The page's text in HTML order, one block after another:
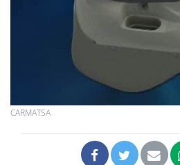
CARMATSA